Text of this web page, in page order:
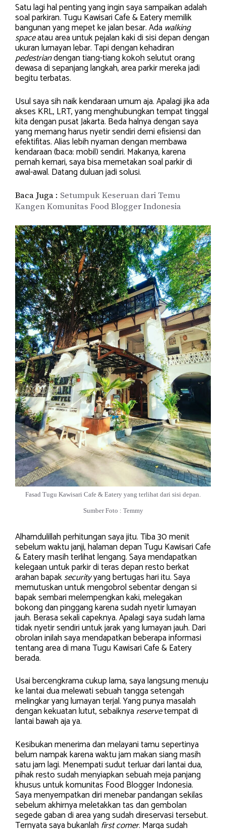
Satu lagi hal penting yang ingin saya sampaikan adalah
soal parkiran. Tugu Kawisari Cafe & Eatery memilik
bangunan yang mepet ke jalan besar. Ada walking
spaceatau area untuk pejalan kaki di sisi depan dengan
ukuran lumayan lebar. Tapi dengan kehadiran
pedestriandengan tiang-tiang kokoh selutut orang
dewasa di sepanjang langkah, area parkir mereka jadi
begitu terbatas.
Usul saya sih naik kendaraan umum aja. Apalagi jika ada
akses KRL, LRT, yang menghubungkan tempat tinggal
kita dengan pusat Jakarta. Beda halnya dengan saya
yang memang harus nyetir sendiri demi efisiensi dan
efektifitas. Alias lebih nyaman dengan membawa
kendaraan (baca: mobil) sendiri. Makanya, karena
pernah kemari, saya bisa memetakan soal parkir di
awal-awal. Datang duluan jadi solusi.
Baca Juga : Setumpuk Keseruan dari Temu
Kangen Komunitas Food Blogger Indonesia
Fasad Tugu Kawisari Cafe & Eatery yang terlihat dari sisi depan.
Sumber Foto : Temmy
Alhamdulillah perhitungan saya jitu. Tiba 30 menit
sebelum waktu janji, halaman depan Tugu Kawisari Cafe
& Eatery masih terlihat lengang. Saya mendapatkan
kelegaan untuk parkir di teras depan resto berkat
arahan bapaksecurityyang bertugas hari itu. Saya
memutuskan untuk mengobrol sebentar dengan si
bapak sembari melempengkan kaki, melegakan
bokong dan pinggang karena sudah nyetir lumayan
jauh. Berasa sekali capeknya. Apalagi saya sudah lama
tidak nyetir sendiri untuk jarak yang lumayan jauh. Dari
obrolan inilah saya mendapatkan beberapa informasi
tentang area di mana Tugu Kawisari Cafe & Eatery
berada.
Usai bercengkrama cukup lama, saya langsung menuju
ke lantai dua melewati sebuah tangga setengah
melingkar yang lumayan terjal. Yang punya masalah
dengan kekuatan lutut, sebaiknya reservetempat di
lantai bawah aja ya.
Kesibukan menerima dan melayani tamu sepertinya
belum nampak karena waktu jam makan siang masih
satu jam lagi. Menempati sudut terluar dari lantai dua,
pihak resto sudah menyiapkan sebuah meja panjang
khusus untuk komunitas Food Blogger Indonesia.
Saya menyempatkan diri menebar pandangan sekilas
sebelum akhirnya meletakkan tas dan gembolan
segede gaban di area yang sudah direservasi tersebut.
Ternyata saya bukanlah first comer. Marga sudah